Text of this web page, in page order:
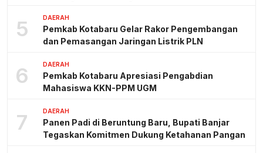
5 DAERAH
Pemkab Kotabaru Gelar Rakor Pengembangan
dan Pemasangan Jaringan Listrik PLN
6 DAERAH
Pemkab Kotabaru Apresiasi Pengabdian
Mahasiswa KKN-PPM UGM
7 DAERAH
Panen Padi di Beruntung Baru, Bupati Banjar
Tegaskan Komitmen Dukung Ketahanan Pangan